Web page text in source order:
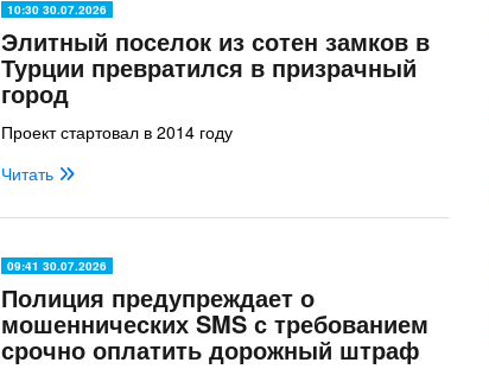
10:30 30.07.2026
Элитный поселок из сотен замков в
Турции превратился в призрачный
город
Проект стартовал в 2014 году
Читать
09:41 30.07.2026
Полиция предупреждает о
мошеннических SMS с требованием
срочно оплатить дорожный штраф